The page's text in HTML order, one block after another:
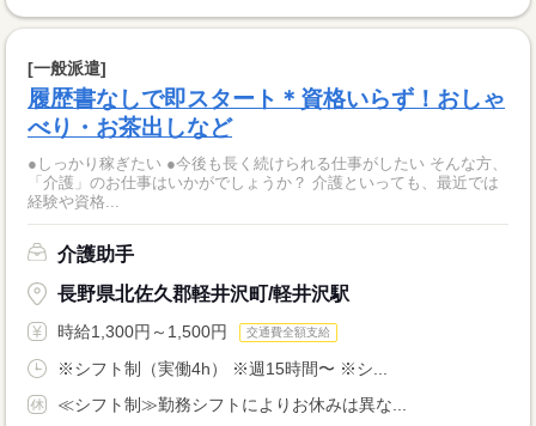
[一般派遣]
履歴書なしで即スタート＊資格いらず！おしゃ
べり・お茶出しなど
●しっかり稼ぎたい ●今後も長く続けられる仕事がしたい そんな方、
「介護」のお仕事はいかがでしょうか？ 介護といっても、最近では
経験や資格...
介護助手
長野県北佐久郡軽井沢町/軽井沢駅
時給1,300円～1,500円 交通費全額支給
※シフト制（実働4h） ※週15時間〜 ※シ...
≪シフト制≫勤務シフトによりお休みは異な...